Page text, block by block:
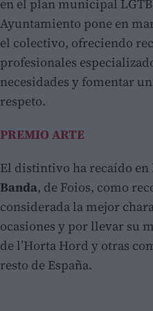
en el plan municipal
Ayuntamiento pone en
el colectivo, ofreciendo
profesionales
necesidades y fomentar
respeto.
PREMIO ARTE
El distintivo ha recaído en
Banda, de Foios, como
considerada la mejor
ocasiones y por llevar su
de l’Horta Hord y otras
resto de España.